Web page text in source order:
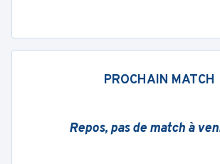
PROCHAIN MATCH
Repos, pas de match à